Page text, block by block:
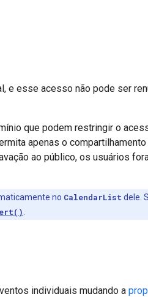
e esse acesso não pode ser
que podem restringir o
apenas o
ao público, os usuários
no CalendarList dele.
individuais mudando a